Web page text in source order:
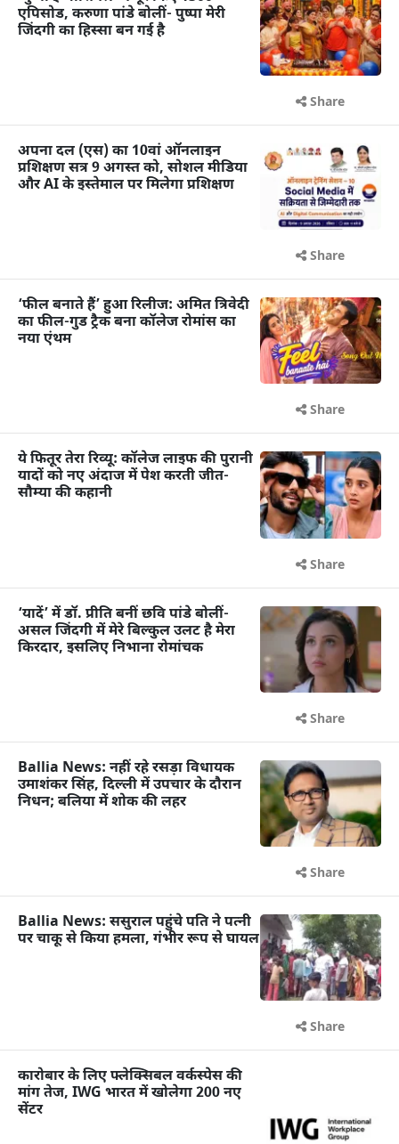
एपिसोड, करुणा पांडे बोलीं- पुष्पा मेरी
जिंदगी का हिस्सा बन गई है
Share
अपना दल (एस) का 10वां ऑनलाइन
प्रशिक्षण सत्र 9 अगस्त को, सोशल मीडिया
और AI के इस्तेमाल पर मिलेगा प्रशिक्षण
Share
‘फील बनाते हैं’ हुआ रिलीज: अमित त्रिवेदी
का फील-गुड ट्रैक बना कॉलेज रोमांस का
नया एंथम
Share
ये फितूर तेरा रिव्यू: कॉलेज लाइफ की पुरानी
यादों को नए अंदाज में पेश करती जीत-
सौम्या की कहानी
Share
‘यादें’ में डॉ. प्रीति बनीं छवि पांडे बोलीं-
असल जिंदगी में मेरे बिल्कुल उलट है मेरा
किरदार, इसलिए निभाना रोमांचक
Share
Ballia News: नहीं रहे रसड़ा विधायक
उमाशंकर सिंह, दिल्ली में उपचार के दौरान
निधन; बलिया में शोक की लहर
Share
Ballia News: ससुराल पहुंचे पति ने पत्नी
पर चाकू से किया हमला, गंभीर रूप से घायल
Share
कारोबार के लिए फ्लेक्सिबल वर्कस्पेस की
मांग तेज, IWG भारत में खोलेगा 200 नए
सेंटर